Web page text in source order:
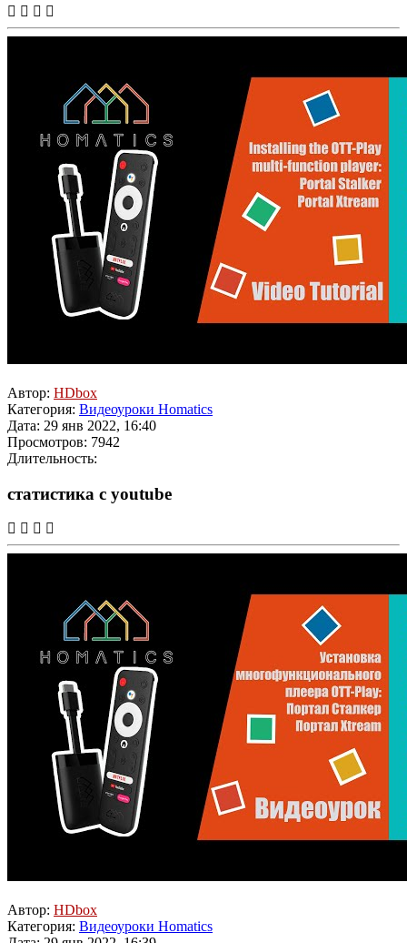
Автор: HDbox
Категория: Видеоуроки Homatics
Дата: 29 янв 2022, 16:40
Просмотров: 7942
Длительность:
статистика с youtube
Автор: HDbox
Категория: Видеоуроки Homatics